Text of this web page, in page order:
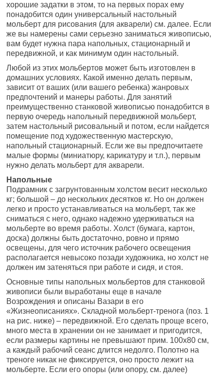
хорошие задатки в этом, то на первых порах ему
понадобится один универсальный настольный
мольберт для рисования (для акварели) см. далее. Если
же вы намерены сами серьезно заниматься живописью,
вам будет нужна пара напольных, стационарный и
передвижной, и как минимум один настольный.
Любой из этих мольбертов может быть изготовлен в
домашних условиях. Какой именно делать первым,
зависит от ваших (или вашего ребенка) жанровых
предпочтений и манеры работы. Для занятий
преимущественно станковой живописью понадобится в
первую очередь напольный передвижной мольберт,
затем настольный рисовальный и потом, если найдется
помещение под художественную мастерскую,
напольный стационарный. Если же вы предпочитаете
малые формы (миниатюру, карикатуру и т.п.), первым
нужно делать мольберт для акварели.
Напольные
Подрамник с загрунтованным холстом весит несколько
кг; большой – до нескольких десятков кг. Но он должен
легко и просто устанавливаться на мольберт, так же
сниматься с него, однако надежно удерживаться на
мольберте во время работы. Холст (бумага, картон,
доска) должны быть достаточно, ровно и прямо
освещены, для чего источник рабочего освещения
располагается невысоко позади художника, но холст не
должен им затеняться при работе и сидя, и стоя.
Основные типы напольных мольбертов для станковой
живописи были выработаны еще в начале
Возрождения и описаны Вазари в его
«Жизнеописаниях». Складной мольберт-тренога (поз. 1
на рис. ниже) – передвижной. Его сделать проще всего,
много места в хранении он не занимает и пригодится,
если размеры картины не превышают прим. 100х80 см,
а каждый рабочий сеанс длится недолго. Полотно на
треноге никак не фиксируется, оно просто лежит на
мольберте. Если его опоры (или опору, см. далее)